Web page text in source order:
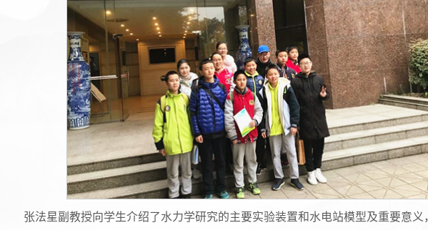
张法星副教授向学生介绍了水力学研究的主要实验装置和水电站模型及重要意义